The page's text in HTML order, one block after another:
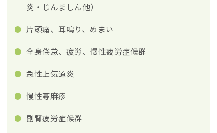
炎・じんましん他）
片頭痛、耳鳴り、めまい
全身倦怠、疲労、慢性疲労症候群
急性上気道炎
慢性蕁麻疹
副腎疲労症候群